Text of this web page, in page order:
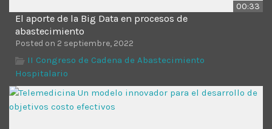
00:33
El aporte de la Big Data en procesos de
abastecimiento
Posted on 2 septiembre, 2022
II Congreso de Cadena de Abastecimiento
Hospitalario